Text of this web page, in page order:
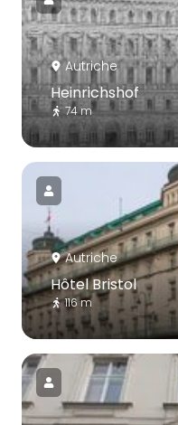
Autriche
Heinrichshof
74 m
Autriche
Hôtel Bristol
116 m